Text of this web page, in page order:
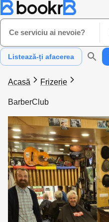
Ce serviciu ai nevoie?
Listează-ți afacerea
Acasă Frizerie
BarberClub